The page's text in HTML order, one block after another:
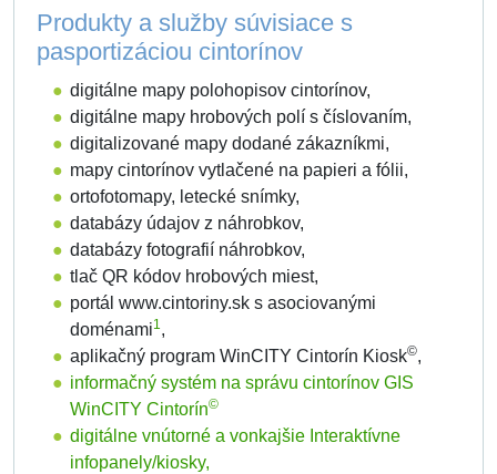
Produkty a služby súvisiace s
pasportizáciou cintorínov
digitálne mapy polohopisov cintorínov,
digitálne mapy hrobových polí s číslovaním,
digitalizované mapy dodané zákazníkmi,
mapy cintorínov vytlačené na papieri a fólii,
ortofotomapy, letecké snímky,
databázy údajov z náhrobkov,
databázy fotografií náhrobkov,
tlač QR kódov hrobových miest,
portál www.cintoriny.sk s asociovanými
doménami1,
aplikačný program WinCITY Cintorín Kiosk©,
informačný systém na správu cintorínov GIS
WinCITY Cintorín©
digitálne vnútorné a vonkajšie Interaktívne
infopanely/kiosky,